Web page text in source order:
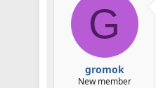
G
gromok
New member